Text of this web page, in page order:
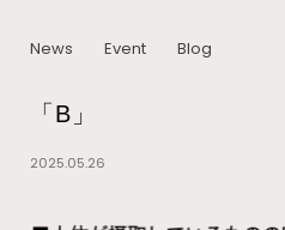
News Event Blog
「B」
2025.05.26